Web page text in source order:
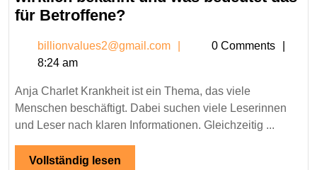
für Betroffene?Anja
Krankheit
Was
ist
wirklich
bekannt
billionvalues2@gmail.com
0 Comments
8:24 am
Anja Charlet Krankheit ist ein Thema, das viele
Menschen beschäftigt. Dabei suchen viele Leserinnen
und Leser nach klaren Informationen. Gleichzeitig ...
Vollständig lesen